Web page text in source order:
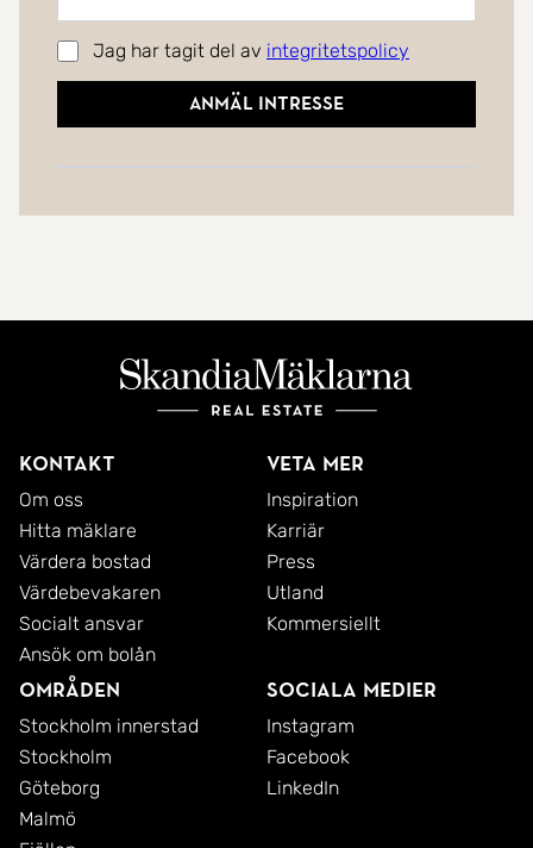
Jag har tagit del av integritetspolicy
Anmäl intresse
Kontakt
Om oss
Hitta mäklare
Värdera bostad
Värdebevakaren
Socialt ansvar
Ansök om bolån
Veta mer
Inspiration
Karriär
Press
Utland
Kommersiellt
Områden
Stockholm innerstad
Stockholm
Göteborg
Malmö
Sociala medier
Instagram
Facebook
LinkedIn